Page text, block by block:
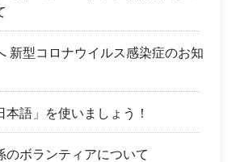
新型コロナウイルス感染症のお知
本語」を使いましょう！
のボランティアについて